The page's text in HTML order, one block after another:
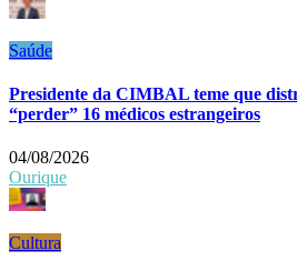
Saúde
Presidente da CIMBAL teme que
“perder” 16 médicos estrangeiros
04/08/2026
Ourique
Cultura